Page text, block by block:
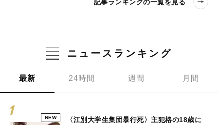
記事ランキングの一覧を見る
ニュースランキング
最新 24時間 週間 月間
NEW
〈江別大学生集団暴行死〉主犯格の18歳に